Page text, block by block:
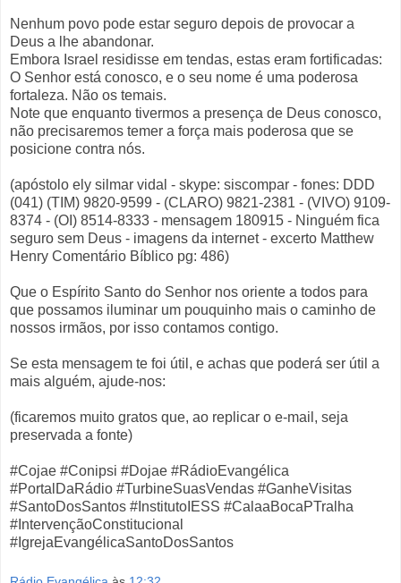
Nenhum povo pode estar seguro depois de provocar a
Deus a lhe abandonar.
Embora Israel residisse em tendas, estas eram fortificadas:
O Senhor está conosco, e o seu nome é uma poderosa
fortaleza. Não os temais.
Note que enquanto tivermos a presença de Deus conosco,
não precisaremos temer a força mais poderosa que se
posicione contra nós.
(apóstolo ely silmar vidal - skype: siscompar - fones: DDD
(041) (TIM) 9820-9599 - (CLARO) 9821-2381 - (VIVO) 9109-
8374 - (OI) 8514-8333 - mensagem 180915 - Ninguém fica
seguro sem Deus - imagens da internet - excerto Matthew
Henry Comentário Bíblico pg: 486)
Que o Espírito Santo do Senhor nos oriente a todos para
que possamos iluminar um pouquinho mais o caminho de
nossos irmãos, por isso contamos contigo.
Se esta mensagem te foi útil, e achas que poderá ser útil a
mais alguém, ajude-nos:
(ficaremos muito gratos que, ao replicar o e-mail, seja
preservada a fonte)
#Cojae #Conipsi #Dojae #RádioEvangélica
#PortalDaRádio #TurbineSuasVendas #GanheVisitas
#SantoDosSantos #InstitutoIESS #CalaaBocaPTralha
#IntervençãoConstitucional
#IgrejaEvangélicaSantoDosSantos